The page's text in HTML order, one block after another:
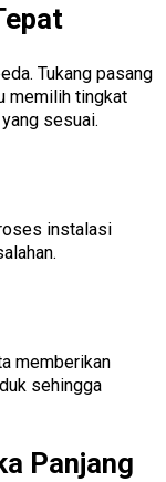
Tukang pasang
memilih tingkat
sesuai.
instalasi
memberikan
sehingga
Panjang